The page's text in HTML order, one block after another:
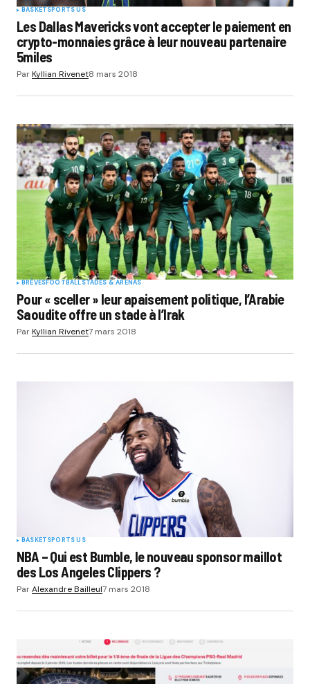
BASKETSPORTS US
Les Dallas Mavericks vont accepter le paiement en
crypto-monnaies grâce à leur nouveau partenaire
5miles
ParKyllian Rivenet8 mars 2018
BRÈVESFOOTBALLSTADES & ARENAS
Pour « sceller » leur apaisement politique, l’Arabie
Saoudite offre un stade à l’Irak
ParKyllian Rivenet7 mars 2018
BASKETSPORTS US
NBA – Qui est Bumble, le nouveau sponsor maillot
des Los Angeles Clippers ?
ParAlexandre Bailleul7 mars 2018